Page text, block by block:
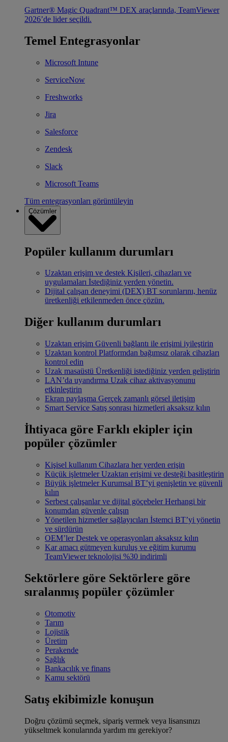
Gartner® Magic Quadrant™ DEX araçlarında, TeamViewer
2026’de lider seçildi.
Temel Entegrasyonlar
Microsoft Intune
ServiceNow
Freshworks
Jira
Salesforce
Zendesk
Slack
Microsoft Teams
Tüm entegrasyonları görüntüleyin
Çözümler
Popüler kullanım durumları
Uzaktan erişim ve destek Kişileri, cihazları ve
uygulamaları İstediğiniz yerden yönetin.
Dijital çalışan deneyimi (DEX) BT sorunlarını, henüz
üretkenliği etkilenmeden önce çözün.
Diğer kullanım durumları
Uzaktan erişim Güvenli bağlantı ile erişimi iyileştirin
Uzaktan kontrol Platformdan bağımsız olarak cihazları
kontrol edin
Uzak masaüstü Üretkenliği istediğiniz yerden geliştirin
LAN’da uyandırma Uzak cihaz aktivasyonunu
etkinleştirin
Ekran paylaşma Gerçek zamanlı görsel iletişim
Smart Service Satış sonrası hizmetleri aksaksız kılın
İhtiyaca göre Farklı ekipler için
popüler çözümler
Kişisel kullanım Cihazlara her yerden erişin
Küçük işletmeler Uzaktan erişimi ve desteği basitleştirin
Büyük işletmeler Kurumsal BT’yi genişletin ve güvenli
kılın
Serbest çalışanlar ve dijital göçebeler Herhangi bir
konumdan güvenle çalışın
Yönetilen hizmetler sağlayıcıları İstemci BT’yi yönetin
ve sürdürün
OEM’ler Destek ve operasyonları aksaksız kılın
Kar amacı gütmeyen kuruluş ve eğitim kurumu
TeamViewer teknolojisi %30 indirimli
Sektörlere göre Sektörlere göre
sıralanmış popüler çözümler
Otomotiv
Tarım
Lojistik
Üretim
Perakende
Sağlık
Bankacılık ve finans
Kamu sektörü
Satış ekibimizle konuşun
Doğru çözümü seçmek, sipariş vermek veya lisansınızı
yükseltmek konularında yardım mı gerekiyor?